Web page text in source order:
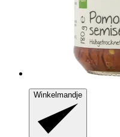
Winkelmandje